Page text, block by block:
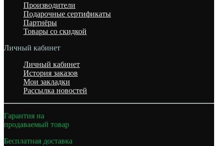
Производители
Подарочные сертификаты
Партнёры
Товары со скидкой
Личный кабинет
Личный кабинет
История заказов
Мои закладки
Рассылка новостей
Гарантия на
продаваемый товар
Бесплатная доставка